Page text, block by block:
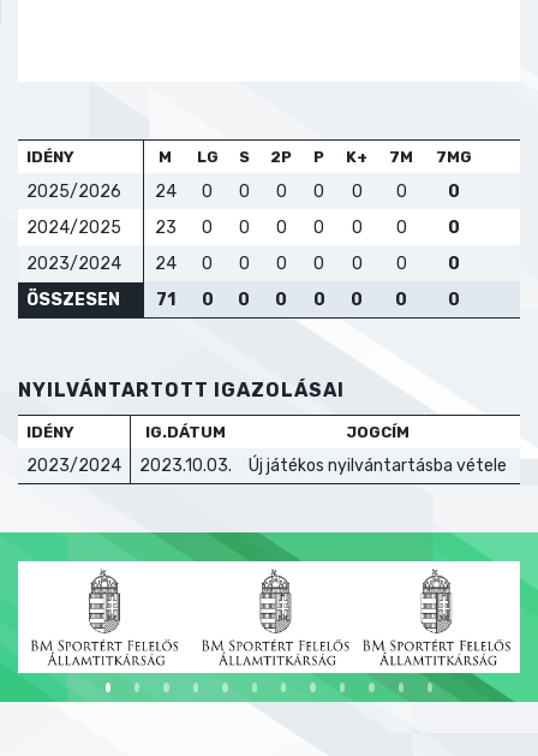
IDÉNY M LG S 2P P K+ 7M 7MG
2025/2026 24 0 0 0 0 0 0
0
2024/2025
23 0 0 0 0 0 0
0
2023/2024
24 0 0 0 0 0 0
0
ÖSSZESEN
71 0 0 0 0 0 0 0
NYILVÁNTARTOTT IGAZOLÁSAI
IDÉNY IG.DÁTUM JOGCÍM
2023/2024 2023.10.03. Új játékos nyilvántartásba vétele